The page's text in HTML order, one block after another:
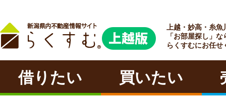
ラクチン
上越・妙高・糸魚
「お部屋探し」な
らくすむにお任せ
借りたい 買いたい